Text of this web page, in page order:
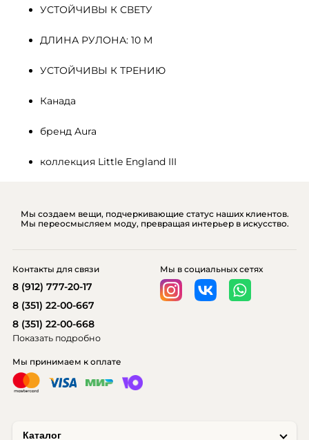
УСТОЙЧИВЫ К СВЕТУ
ДЛИНА РУЛОНА: 10 М
УСТОЙЧИВЫ К ТРЕНИЮ
Канада
бренд Aura
коллекция Little England III
Мы создаем вещи, подчеркивающие статус наших клиентов.
Мы переосмысляем моду, превращая интерьер в искусство.
Каталог
Мы принимаем к оплате
Мы в социальных сетях
Контакты для связи
8 (912) 777-20-17
8 (351) 22-00-667
8 (351) 22-00-668
Показать подробно